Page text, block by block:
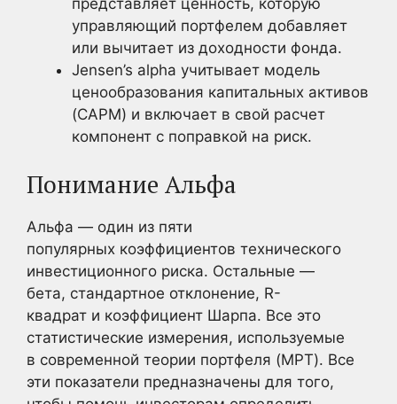
управляющий портфелем добавляет
или вычитает из доходности фонда.
Jensen’s alpha учитывает модель
ценообразования капитальных активов
(CAPM) и включает в свой расчет
компонент с поправкой на риск.
Понимание Альфа
Альфа — один из пяти
популярных коэффициентов технического
инвестиционного риска. Остальные —
бета, стандартное отклонение, R-
квадрат и коэффициент Шарпа. Все это
статистические измерения, используемые
в современной теории портфеля (MPT). Все
эти показатели предназначены для того,